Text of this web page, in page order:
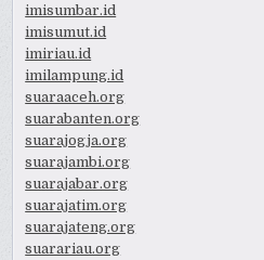
imisumbar.id
imisumut.id
imiriau.id
imilampung.id
suaraaceh.org
suarabanten.org
suarajogja.org
suarajambi.org
suarajabar.org
suarajatim.org
suarajateng.org
suarariau.org